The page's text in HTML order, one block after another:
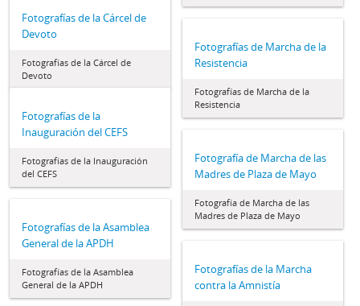
Fotografías de la Cárcel de
Devoto
Fotografías de la Cárcel de
Devoto
Fotografías de Marcha de la
Resistencia
Fotografías de Marcha de la
Resistencia
Fotografías de la
Inauguración del CEFS
Fotografías de la Inauguración
del CEFS
Fotografía de Marcha de las
Madres de Plaza de Mayo
Fotografía de Marcha de las
Madres de Plaza de Mayo
Fotografías de la Asamblea
General de la APDH
Fotografías de la Asamblea
General de la APDH
Fotografías de la Marcha
contra la Amnistía